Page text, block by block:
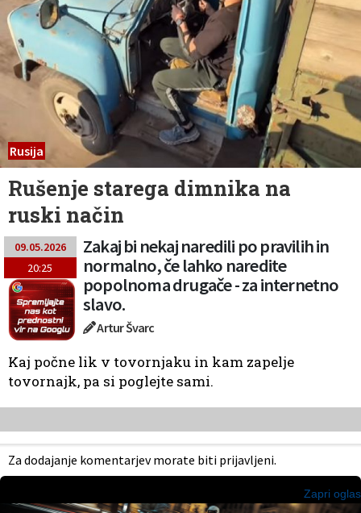
Rusija
Rušenje starega dimnika na
ruski način
09.05.2026
20:25
Zakaj bi nekaj naredili po pravilih in
normalno, če lahko naredite
popolnoma drugače - za internetno
slavo.
Artur Švarc
Kaj počne lik v tovornjaku in kam zapelje
tovornajk, pa si poglejte sami.
Za dodajanje komentarjev morate biti prijavljeni.
Zapri oglas